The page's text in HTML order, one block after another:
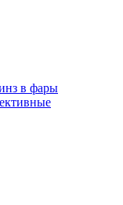
в фары